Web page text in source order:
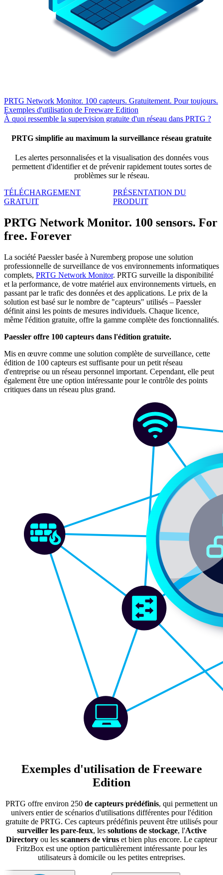
PRTG Network Monitor. 100 capteurs. Gratuitement. Pour toujours.
Exemples d'utilisation de Freeware Edition
À quoi ressemble la supervision gratuite d'un réseau dans PRTG ?
PRTG simplifie au maximum la surveillance réseau gratuite
Les alertes personnalisées et la visualisation des données vous
permettent d'identifier et de prévenir rapidement toutes sortes de
problèmes sur le réseau.
TÉLÉCHARGEMENT
GRATUIT
PRÉSENTATION DU
PRODUIT
PRTG Network Monitor. 100 sensors. For
free. Forever
La société Paessler basée à Nuremberg propose une solution
professionnelle de surveillance de vos environnements informatiques
complets, PRTG Network Monitor. PRTG surveille la disponibilité
et la performance, de votre matériel aux environnements virtuels, en
passant par le trafic des données et des applications. Le prix de la
solution est basé sur le nombre de "capteurs" utilisés – Paessler
définit ainsi les points de mesures individuels. Chaque licence,
même l'édition gratuite, offre la gamme complète des fonctionnalités.
Paessler offre 100 capteurs dans l'édition gratuite.
Mis en œuvre comme une solution complète de surveillance, cette
édition de 100 capteurs est suffisante pour un petit réseau
d'entreprise ou un réseau personnel important. Cependant, elle peut
également être une option intéressante pour le contrôle des points
critiques dans un réseau plus grand.
Exemples d'utilisation de Freeware
Edition
PRTG offre environ 250 de capteurs prédéfinis, qui permettent un
univers entier de scénarios d'utilisations différentes pour l'édition
gratuite de PRTG. Ces capteurs prédéfinis peuvent être utilisés pour
surveiller les pare-feux, les solutions de stockage, l'Active
Directory ou les scanners de virus et bien plus encore. Le capteur
FritzBox est une option particulièrement intéressante pour les
utilisateurs à domicile ou les petites entreprises.